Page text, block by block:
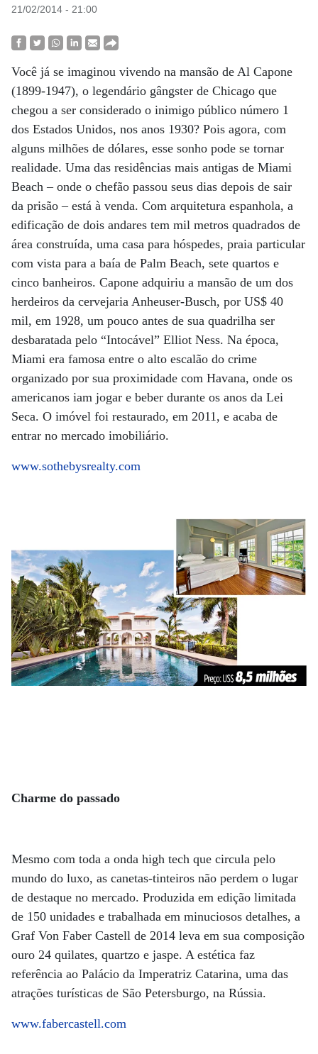
21/02/2014 - 21:00
Você já se imaginou vivendo na mansão de Al Capone
(1899-1947), o legendário gângster de Chicago que
chegou a ser considerado o inimigo público número 1
dos Estados Unidos, nos anos 1930? Pois agora, com
alguns milhões de dólares, esse sonho pode se tornar
realidade. Uma das residências mais antigas de Miami
Beach – onde o chefão passou seus dias depois de sair
da prisão – está à venda. Com arquitetura espanhola, a
edificação de dois andares tem mil metros quadrados de
área construída, uma casa para hóspedes, praia particular
com vista para a baía de Palm Beach, sete quartos e
cinco banheiros. Capone adquiriu a mansão de um dos
herdeiros da cervejaria Anheuser-Busch, por US$ 40
mil, em 1928, um pouco antes de sua quadrilha ser
desbaratada pelo “Intocável” Elliot Ness. Na época,
Miami era famosa entre o alto escalão do crime
organizado por sua proximidade com Havana, onde os
americanos iam jogar e beber durante os anos da Lei
Seca. O imóvel foi restaurado, em 2011, e acaba de
entrar no mercado imobiliário.
www.sothebysrealty.com
Charme do passado
Mesmo com toda a onda high tech que circula pelo
mundo do luxo, as canetas-tinteiros não perdem o lugar
de destaque no mercado. Produzida em edição limitada
de 150 unidades e trabalhada em minuciosos detalhes, a
Graf Von Faber Castell de 2014 leva em sua composição
ouro 24 quilates, quartzo e jaspe. A estética faz
referência ao Palácio da Imperatriz Catarina, uma das
atrações turísticas de São Petersburgo, na Rússia.
www.fabercastell.com